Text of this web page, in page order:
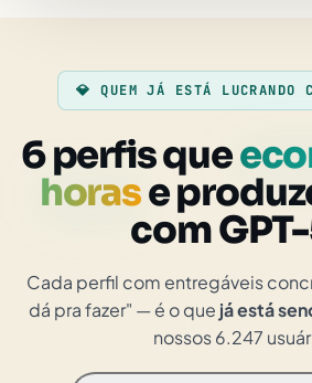
💎 QUEM JÁ ESTÁ LUCRANDO
6 perfis que
horase
com
Cada perfil com entregáveis
dá pra fazer" — é o que já está
nossos 6.247